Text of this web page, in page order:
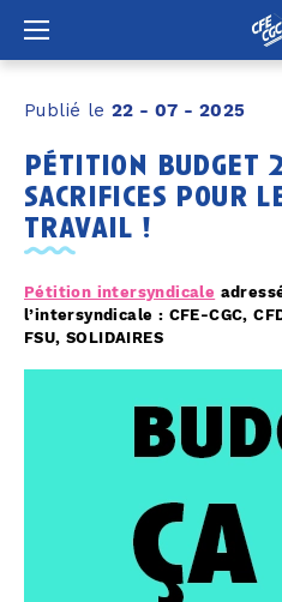
Publié le 22 - 07 - 2025
pétition budget
sacrifices pour
travail !
Pétition intersyndicale
l’intersyndicale : CFE-CGC,
FSU, SOLIDAIRES
Panneau de gestion des cookies